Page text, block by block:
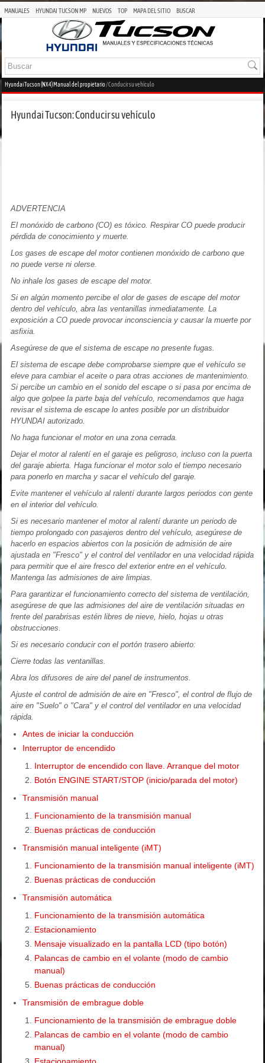
MANUALES HYUNDAI TUCSON MP NUEVOS TOP MAPA DEL SITIO BUSCAR
Hyundai Tucson (NX4) Manual del propietario/ Conducir su vehículo
Hyundai Tucson: Conducir su vehículo
ADVERTENCIA
El monóxido de carbono (CO) es tóxico. Respirar CO puede producir
pérdida de conocimiento y muerte.
Los gases de escape del motor contienen monóxido de carbono que
no puede verse ni olerse.
No inhale los gases de escape del motor.
Si en algún momento percibe el olor de gases de escape del motor
dentro del vehículo, abra las ventanillas inmediatamente. La
exposición a CO puede provocar inconsciencia y causar la muerte por
asfixia.
Asegúrese de que el sistema de escape no presente fugas.
El sistema de escape debe comprobarse siempre que el vehículo se
eleve para cambiar el aceite o para otras acciones de mantenimiento.
Si percibe un cambio en el sonido del escape o si pasa por encima de
algo que golpee la parte baja del vehículo, recomendamos que haga
revisar el sistema de escape lo antes posible por un distribuidor
HYUNDAI autorizado.
No haga funcionar el motor en una zona cerrada.
Dejar el motor al ralentí en el garaje es peligroso, incluso con la puerta
del garaje abierta. Haga funcionar el motor solo el tiempo necesario
para ponerlo en marcha y sacar el vehículo del garaje.
Evite mantener el vehículo al ralentí durante largos periodos con gente
en el interior del vehículo.
Si es necesario mantener el motor al ralentí durante un periodo de
tiempo prolongado con pasajeros dentro del vehículo, asegúrese de
hacerlo en espacios abiertos con la posición de admisión de aire
ajustada en "Fresco" y el control del ventilador en una velocidad rápida
para permitir que el aire fresco del exterior entre en el vehículo.
Mantenga las admisiones de aire limpias.
Para garantizar el funcionamiento correcto del sistema de ventilación,
asegúrese de que las admisiones del aire de ventilación situadas en
frente del parabrisas estén libres de nieve, hielo, hojas u otras
obstrucciones.
Si es necesario conducir con el portón trasero abierto:
Cierre todas las ventanillas.
Abra los difusores de aire del panel de instrumentos.
Ajuste el control de admisión de aire en "Fresco", el control de flujo de
aire en "Suelo" o "Cara" y el control del ventilador en una velocidad
rápida.
Antes de iniciar la conducción
Interruptor de encendido
Interruptor de encendido con llave. Arranque del motor
Botón ENGINE START/STOP (inicio/parada del motor)
Transmisión manual
Funcionamiento de la transmisión manual
Buenas prácticas de conducción
Transmisión manual inteligente (iMT)
Funcionamiento de la transmisión manual inteligente (iMT)
Buenas prácticas de conducción
Transmisión automática
Funcionamiento de la transmisión automática
Estacionamiento
Mensaje visualizado en la pantalla LCD (tipo botón)
Palancas de cambio en el volante (modo de cambio
manual)
Buenas prácticas de conducción
Transmisión de embrague doble
Funcionamiento de la transmisión de embrague doble
Palancas de cambio en el volante (modo de cambio
manual)
Estacionamiento